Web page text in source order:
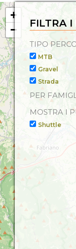
+
−
FILTRA I
TIPO
MTB
Gravel
Strada
PER
MOSTRA I
Shuttle